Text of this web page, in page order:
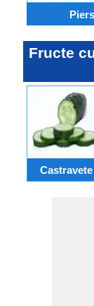
Fructe
Castravete